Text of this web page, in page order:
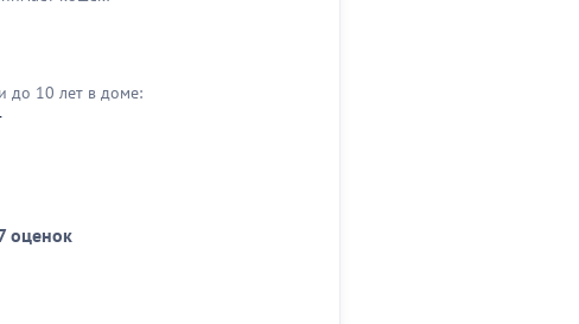
до 10 лет в доме:
оценок